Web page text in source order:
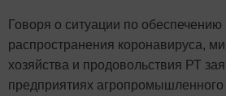
Говоря о ситуации по
распространения коронавируса,
хозяйства и продовольствия РТ
предприятиях агропромышленного